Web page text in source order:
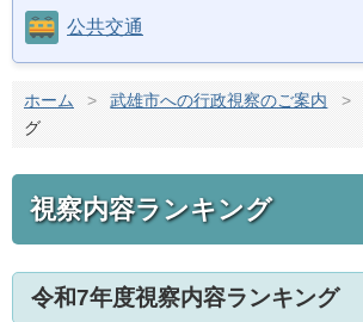
公共交通
ホーム > 武雄市への行政視察のご案内 >
グ
視察内容ランキング
令和7年度視察内容ランキング